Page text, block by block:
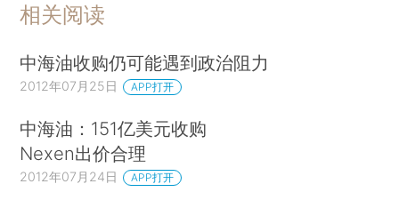
相关阅读
中海油收购仍可能遇到政治阻力
2012年07月25日 APP打开
中海油：151亿美元收购
Nexen出价合理
2012年07月24日 APP打开